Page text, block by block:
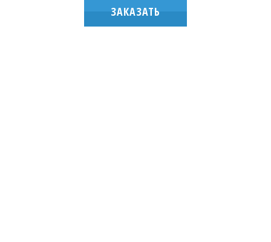
ЗАКАЗАТЬ